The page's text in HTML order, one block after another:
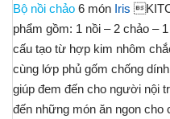
Bộ nồi chảo 6 món Iris
phẩm gồm: 1 nồi – 2 chảo –
cấu tạo từ hợp kim nhôm
cùng lớp phủ gốm chống
giúp đem đến cho người nội
đến những món ăn ngon cho